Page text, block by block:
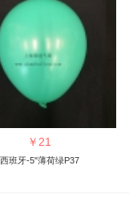
￥ 21
西班牙-5"薄荷绿P37